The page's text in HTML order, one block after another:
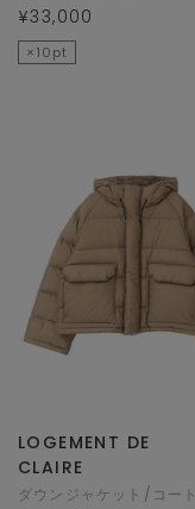
¥33,000
×10pt
LOGEMENT DE
CLAIRE
ダウンジャケット/コート